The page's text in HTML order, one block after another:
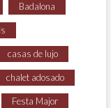
Badalona
casas de lujo
chalet adosado
Festa Major